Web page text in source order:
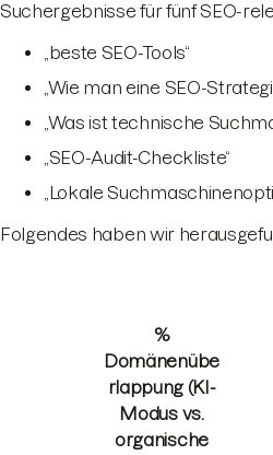
Suchergebnisse für fünf SEO-
„beste SEO-Tools“
„Wie man eine SEO-
„Was ist technische
„SEO-Audit-Checkliste“
„Lokale
Folgendes haben wir
%
Domänenübe
rlappung (KI-
Modus vs.
organische